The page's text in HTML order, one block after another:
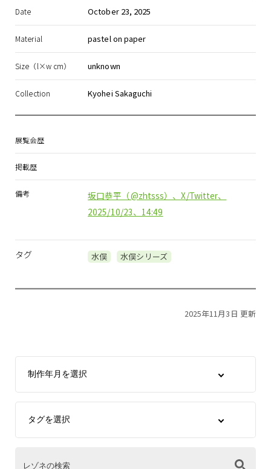
Date October 23, 2025
Material pastel on paper
Size（l×w cm） unknown
Collection Kyohei Sakaguchi
展覧会歴
掲載歴
備考
坂口恭平（@zhtsss）、X/Twitter、
2025/10/23、14:49
タグ 水俣 水俣シリーズ
2025年11月3日 更新